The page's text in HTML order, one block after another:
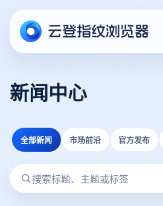
新闻中心
全部新闻 市场前沿 官方发布